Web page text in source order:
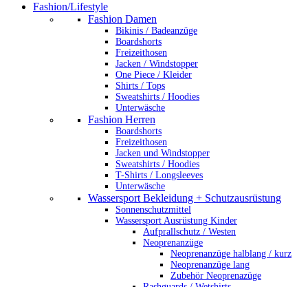
Fashion/Lifestyle
Fashion Damen
Bikinis / Badeanzüge
Boardshorts
Freizeithosen
Jacken / Windstopper
One Piece / Kleider
Shirts / Tops
Sweatshirts / Hoodies
Unterwäsche
Fashion Herren
Boardshorts
Freizeithosen
Jacken und Windstopper
Sweatshirts / Hoodies
T-Shirts / Longsleeves
Unterwäsche
Wassersport Bekleidung + Schutzausrüstung
Sonnenschutzmittel
Wassersport Ausrüstung Kinder
Aufprallschutz / Westen
Neoprenanzüge
Neoprenanzüge halblang / kurz
Neoprenanzüge lang
Zubehör Neoprenazüge